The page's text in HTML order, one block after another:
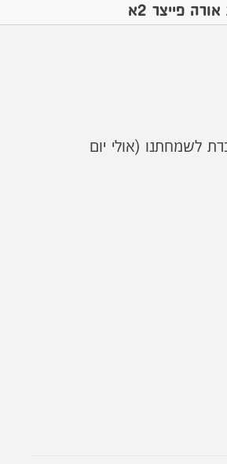
פייצר 2א
לשמחתנו (אולי יום